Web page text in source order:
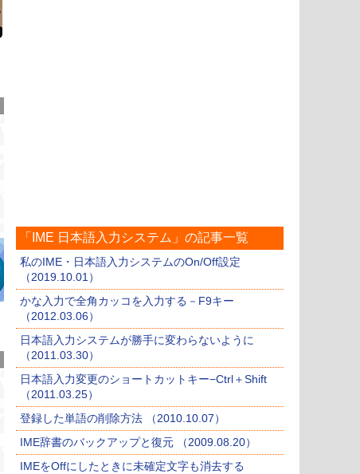
「IME 日本語入力システム」の記事一覧
私のIME・日本語入力システムのOn/Off設定
（2019.10.01）
かな入力で全角カッコを入力する－F9キー
（2012.03.06）
日本語入力システムが勝手に変わらないように
（2011.03.30）
日本語入力変更のショートカットキー−Ctrl＋Shift
（2011.03.25）
登録した単語の削除方法 （2010.10.07）
IME辞書のバックアップと復元 （2009.08.20）
IMEをOffにしたときに未確定文字も消去する